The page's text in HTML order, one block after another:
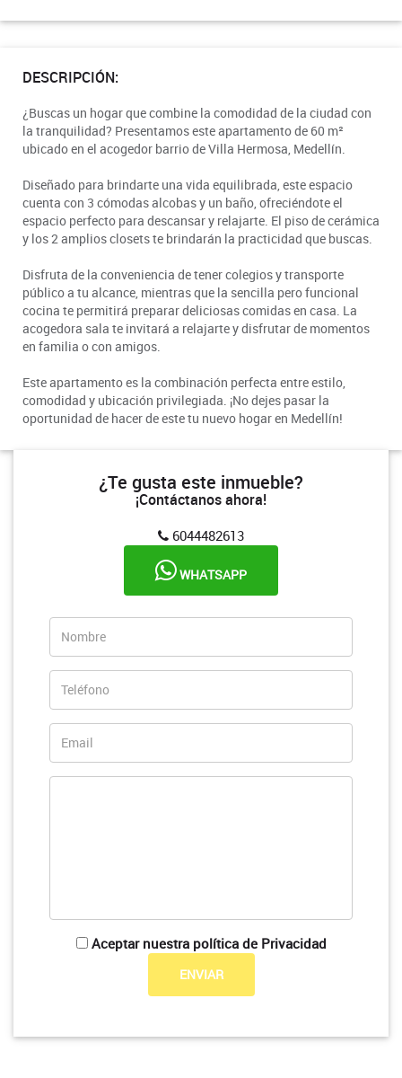
DESCRIPCIÓN:
¿Buscas un hogar que combine la comodidad de la ciudad con
la tranquilidad? Presentamos este apartamento de 60 m²
ubicado en el acogedor barrio de Villa Hermosa, Medellín.
Diseñado para brindarte una vida equilibrada, este espacio
cuenta con 3 cómodas alcobas y un baño, ofreciéndote el
espacio perfecto para descansar y relajarte. El piso de cerámica
y los 2 amplios closets te brindarán la practicidad que buscas.
Disfruta de la conveniencia de tener colegios y transporte
público a tu alcance, mientras que la sencilla pero funcional
cocina te permitirá preparar deliciosas comidas en casa. La
acogedora sala te invitará a relajarte y disfrutar de momentos
en familia o con amigos.
Este apartamento es la combinación perfecta entre estilo,
comodidad y ubicación privilegiada. ¡No dejes pasar la
oportunidad de hacer de este tu nuevo hogar en Medellín!
¿Te gusta este inmueble?
¡Contáctanos ahora!
6044482613
WHATSAPP
Aceptar nuestra política de Privacidad